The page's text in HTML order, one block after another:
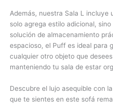
Además, nuestra Sala L incluye
solo agrega estilo adicional,
solución de almacenamiento
espacioso, el Puff es ideal para
cualquier otro objeto que
manteniendo tu sala de estar
Descubre el lujo asequible con
que te sientes en este sofá